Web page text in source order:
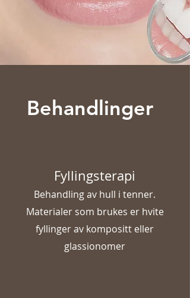
Behandlinger
Fyllingsterapi
Behandling av hull i tenner.
Materialer som brukes er hvite
fyllinger av kompositt eller
glassionomer